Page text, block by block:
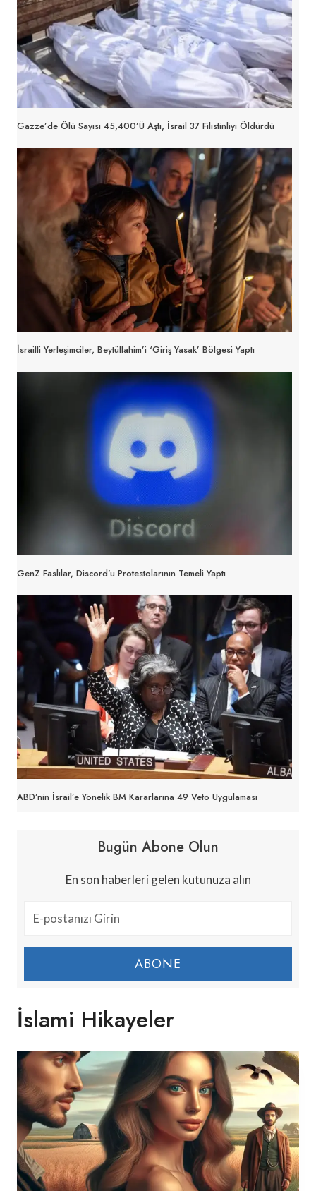
Gazze’de Ölü Sayısı 45,400’ü Aştı, İsrail 37 Filistinliyi Öldürdü
İsrailli Yerleşimciler, Beytüllahim’i ‘Giriş Yasak’ Bölgesi Yaptı
GenZ Faslılar, Discord’u Protestolarının Temeli Yaptı
ABD’nin İsrail’e Yönelik BM Kararlarına 49 Veto Uygulaması
Bugün Abone Olun
En son haberleri gelen kutunuza alın
ABONE
İslami Hikayeler